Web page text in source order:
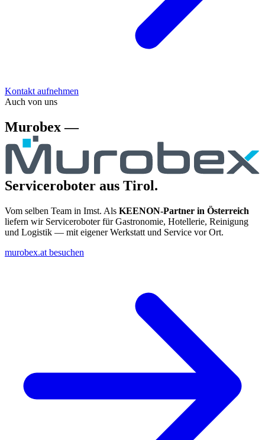
Kontakt aufnehmen
Auch von uns
Murobex —
Serviceroboter aus Tirol.
Vom selben Team in Imst. Als KEENON-Partner in Österreich
liefern wir Serviceroboter für Gastronomie, Hotellerie, Reinigung
und Logistik — mit eigener Werkstatt und Service vor Ort.
murobex.at besuchen